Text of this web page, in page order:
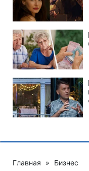
Главная » Бизнес